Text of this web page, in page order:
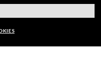
CARACTÈRE PERSONNEL